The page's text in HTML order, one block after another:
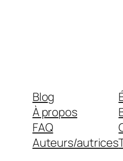
Blog
À propos
FAQ
Auteurs/autrices